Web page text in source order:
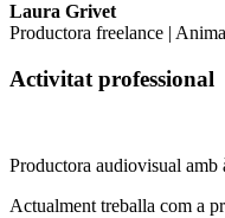
Laura Grivet
Productora freelance |
Activitat professional
Productora audiovisual
Actualment treballa com a